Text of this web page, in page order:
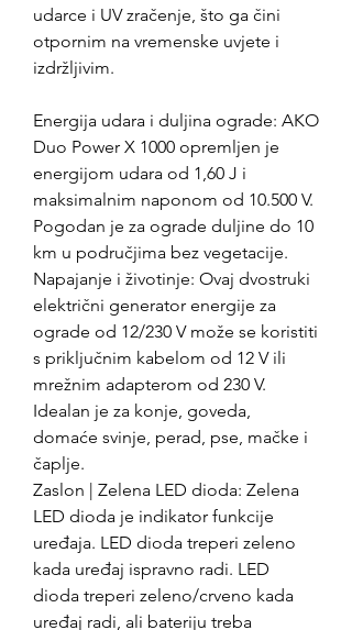
udarce i UV zračenje, što ga čini
otpornim na vremenske uvjete i
izdržljivim.
Energija udara i duljina ograde: AKO
Duo Power X 1000 opremljen je
energijom udara od 1,60 J i
maksimalnim naponom od 10.500 V.
Pogodan je za ograde duljine do 10
km u područjima bez vegetacije.
Napajanje i životinje: Ovaj dvostruki
električni generator energije za
ograde od 12/230 V može se koristiti
s priključnim kabelom od 12 V ili
mrežnim adapterom od 230 V.
Idealan je za konje, goveda,
domaće svinje, perad, pse, mačke i
čaplje.
Zaslon | Zelena LED dioda: Zelena
LED dioda je indikator funkcije
uređaja. LED dioda treperi zeleno
kada uređaj ispravno radi. LED
dioda treperi zeleno/crveno kada
uređaj radi, ali bateriju treba